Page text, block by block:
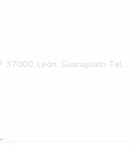
37000, León, Guanajuato Tel.